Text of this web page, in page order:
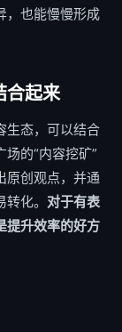
，也能慢慢形成
合起来
生态，可以结合
的“内容挖矿”
原创观点，并通
化。 对于有表
提升效率的好方